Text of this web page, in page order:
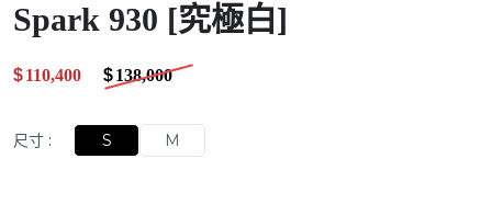
Spark 930 [究極白]
$110,400 $138,000.00
尺寸 : S M